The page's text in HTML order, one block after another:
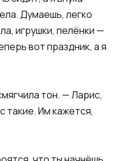
Думаешь, легко
игрушки, пелёнки —
вот праздник, а я
тон. — Ларис,
такие. Им кажется,